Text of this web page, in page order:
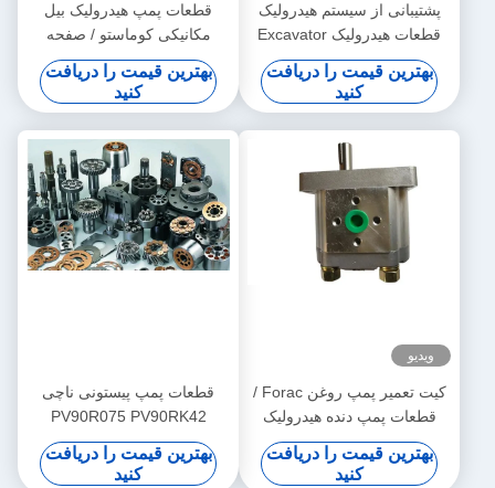
پشتیبانی از سیستم هیدرولیک
قطعات هیدرولیک Excavator
قطعات دنده روغن PVG100
PVG120 PVG075
بهترین قیمت را دریافت
کنید
قطعات پمپ هیدرولیک بیل
مکانیکی کوماستو / صفحه
سوپاپ PC200-7 PC220
سفارشی
بهترین قیمت را دریافت
کنید
ویدیو
کیت تعمیر پمپ روغن Forac /
قطعات پمپ دنده هیدرولیک
قطعات 1 - 3 حمل روز حمل و
نقل
بهترین قیمت را دریافت
کنید
قطعات پمپ پیستونی ناچی
PV90R075 PV90RK42
PV90L42 گواهینامه ISO موجود
بهترین قیمت را دریافت
کنید